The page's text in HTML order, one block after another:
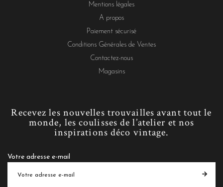
Mentions légales
A propos
Paiement sécurisé
Conditions Générales de Ventes
Contactez-nous
Magasins
Recevez les nouvelles trouvailles avant tout le
monde, les coulisses de l’atelier et nos
inspirations déco vintage.
Votre adresse e-mail